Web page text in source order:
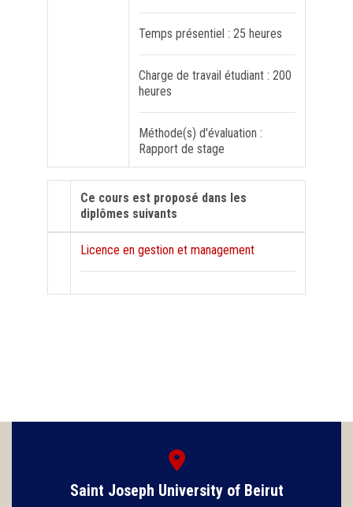
Temps présentiel : 25 heures
Charge de travail étudiant : 200
heures
Méthode(s) d'évaluation :
Rapport de stage
Ce cours est proposé dans les
diplômes suivants
Licence en gestion et management
Saint Joseph University of Beirut